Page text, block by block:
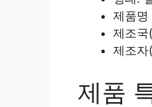
제품명
제조국
제조자
제품